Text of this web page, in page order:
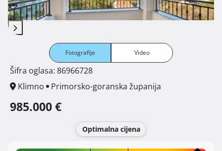
Fotografije Video
Šifra oglasa: 86966728
Klimno
Primorsko-goranska županija
985.000 €
Optimalna cijena